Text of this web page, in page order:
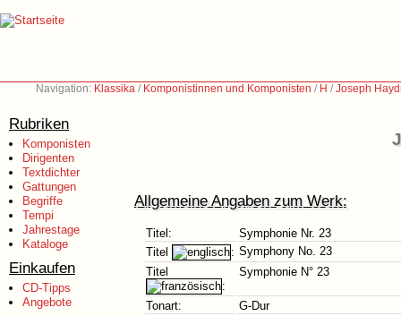
Navigation: Klassika / Komponistinnen und Komponisten / H /Joseph
Rubriken
Komponisten
Dirigenten
Textdichter
Gattungen
Begriffe
Tempi
Jahrestage
Kataloge
Einkaufen
CD-Tipps
Angebote
Allgemeine Angaben zum Werk:
Titel:
Symphonie Nr. 23
Titel
: Symphony No. 23
Titel
:
Symphonie N° 23
Tonart:
G-Dur